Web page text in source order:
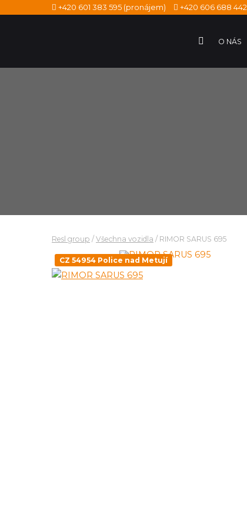
+420 601 383 595 (pronájem) +420 606 688 442
O NÁS
Resl group / Všechna vozidla / RIMOR SARUS 695
CZ 54954 Police nad Metují